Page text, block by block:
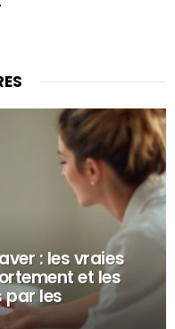
: les vraies
et les
par les